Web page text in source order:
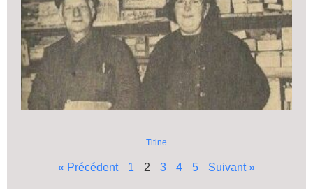
Titine
« Précédent 1 2 3 4 5 Suivant »